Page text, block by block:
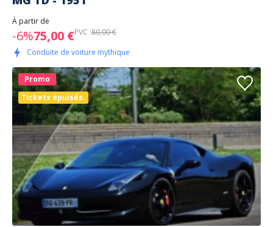
À partir de
-6%75,00 €PVC :80,00 €
Conduite de voiture mythique
Promo
Tickets épuisés.